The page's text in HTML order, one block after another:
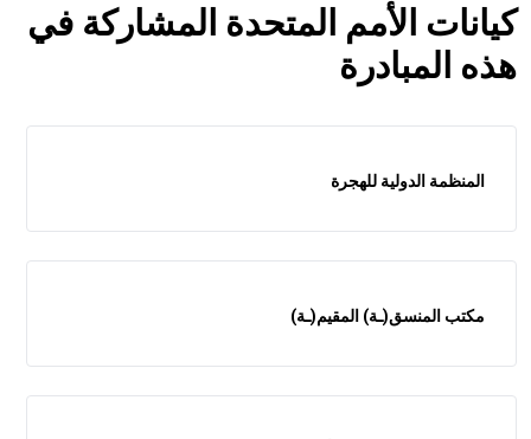
كيانات الأمم المتحدة المشاركة في
هذه المبادرة
المنظمة الدولية للهجرة
مكتب المنسق(ـة) المقيم(ـة)